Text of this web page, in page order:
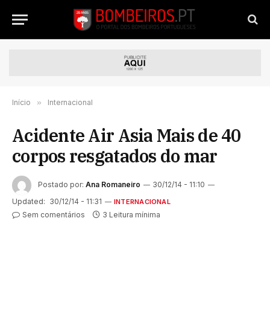
Início » Internacional
Acidente Air Asia Mais de 40
corpos resgatados do mar
Postado por: Ana Romaneiro
30/12/14 - 11:10
Updated: 30/12/14 - 11:31 INTERNACIONAL
Sem comentários 3 Leitura mínima